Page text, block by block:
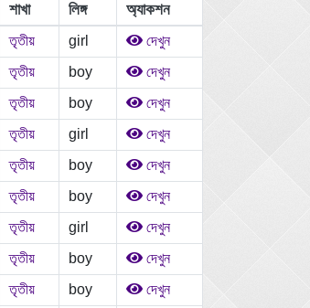
শাখা লিঙ্গ অ্যাকশন
তৃতীয় girl
দেখুন
তৃতীয় boy
দেখুন
তৃতীয় boy
দেখুন
তৃতীয় girl
দেখুন
তৃতীয় boy
দেখুন
তৃতীয় boy
দেখুন
তৃতীয় girl
দেখুন
তৃতীয় boy
দেখুন
তৃতীয় boy
দেখুন